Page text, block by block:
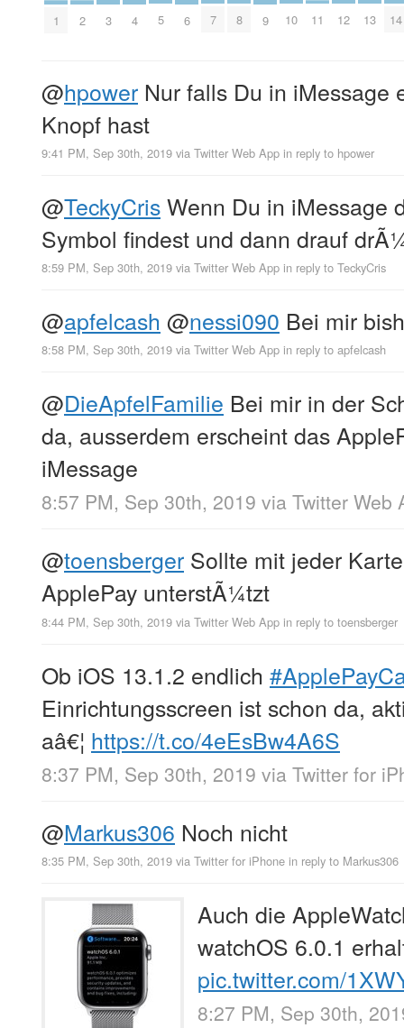
1 2 3 4 5 6 7 8 9 10 11 12 13 14
@hpower Nur falls Du in iMessage
Knopf hast
9:41 PM, Sep 30th, 2019 via Twitter Web App in reply to hpower
@TeckyCrisWenn Du in iMessage
Symbol findest und dann drauf
8:59 PM, Sep 30th, 2019 via Twitter Web App in reply to TeckyCris
@apfelcash @nessi090 Bei mir
8:58 PM, Sep 30th, 2019 via Twitter Web App in reply to apfelcash
@DieApfelFamilie Bei mir in der
da, ausserdem erscheint das
iMessage
8:57 PM, Sep 30th, 2019 via Twitter Web
@toensberger Sollte mit jeder
ApplePay unterstÃ¼tzt
8:44 PM, Sep 30th, 2019 via Twitter Web App in reply to toensberger
Ob iOS 13.1.2 endlich
Einrichtungsscreen ist schon da,
aâ€¦ https://t.co/4eEsBw4A6S
8:37 PM, Sep 30th, 2019 via Twitter for
@Markus306 Noch nicht
8:35 PM, Sep 30th, 2019 via Twitter for iPhone in reply to Markus306
Auch die
watchOS 6.0.1
pic.twitter.com/
8:27 PM, Sep 30th,